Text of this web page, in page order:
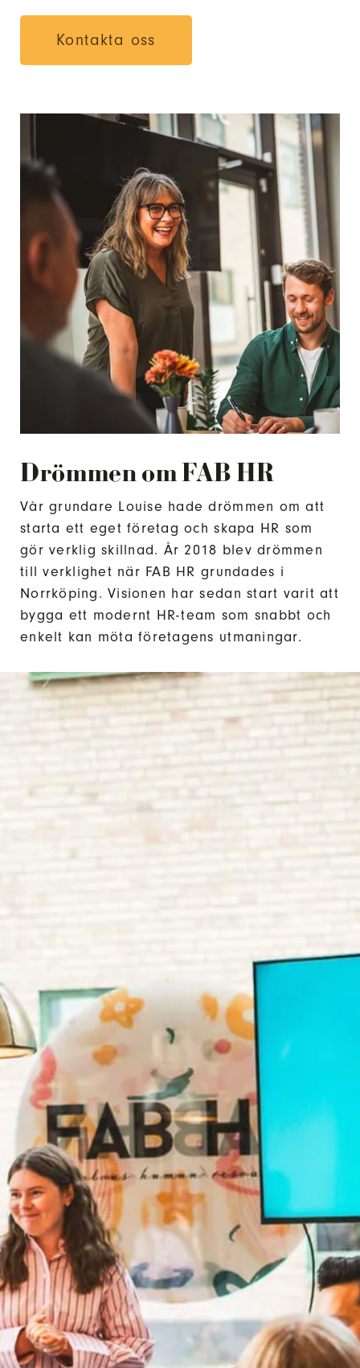
Kontakta oss
Drömmen om FAB HR
Vår grundare Louise hade drömmen om att
starta ett eget företag och skapa HR som
gör verklig skillnad. År 2018 blev drömmen
till verklighet när FAB HR grundades i
Norrköping. Visionen har sedan start varit att
bygga ett modernt HR-team som snabbt och
enkelt kan möta företagens utmaningar.